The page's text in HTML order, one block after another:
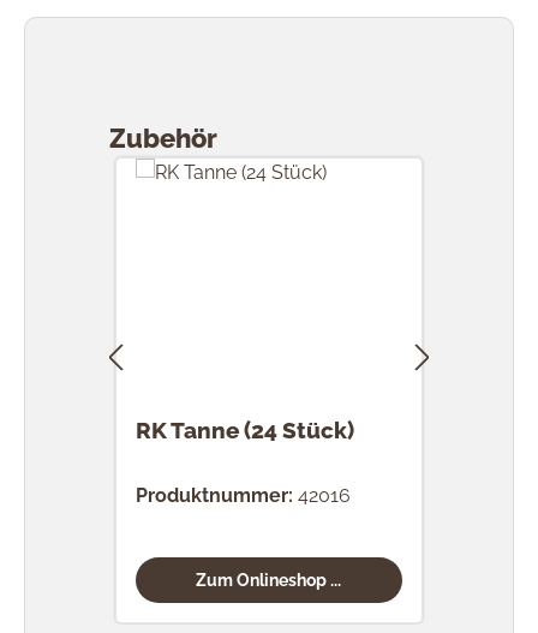
Zubehör
RK Tanne (24 Stück)
Produktnummer: 42016
Zum Onlineshop ...